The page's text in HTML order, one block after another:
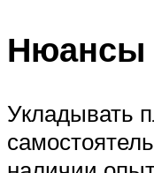
Нюансы
Укладывать